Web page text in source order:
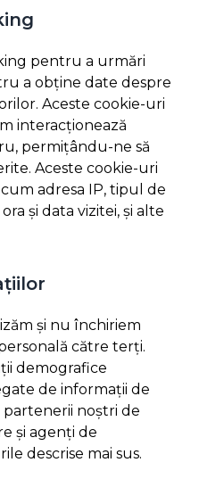
pentru a urmări
a obține date despre
Aceste cookie-uri
interacționează
permițându-ne să
Aceste cookie-uri
adresa IP, tipul de
și data vizitei, și alte
și nu închiriem
către terți.
demografice
de informații de
noștri de
și agenți de
descrise mai sus.